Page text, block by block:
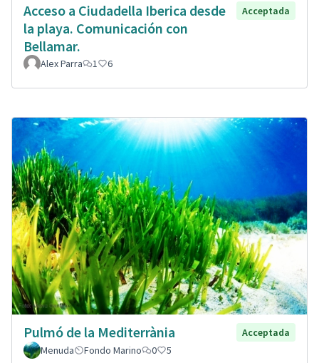
Acceso a Ciudadella Iberica desde
la playa. Comunicación con
Bellamar.
Acceptada
Alex Parra 1 6
Pulmó de la Mediterrània
Acceptada
Menuda
Fondo Marino 0 5